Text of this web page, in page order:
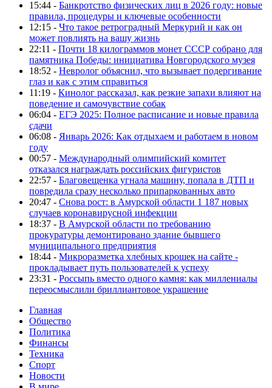
15:44 - Банкротство физических лиц в 2026 году: новые
правила, процедуры и ключевые особенности
12:15 - Что такое ретроградный Меркурий и как он
может повлиять на вашу жизнь
22:11 - Почти 18 килограммов монет СССР собрано для
памятника Победы: инициатива Новгородского музея
18:52 - Невролог объяснил, что вызывает подергивание
глаз и как с этим справиться
11:19 - Кинолог рассказал, как резкие запахи влияют на
поведение и самочувствие собак
06:04 - ЕГЭ 2025: Полное расписание и новые правила
сдачи
06:08 - Январь 2026: Как отдыхаем и работаем в новом
году
00:57 - Международный олимпийский комитет
отказался награждать российских фигуристов
22:57 - Благовещенка угнала машину, попала в ДТП и
повредила сразу несколько припаркованных авто
20:47 - Снова рост: в Амурской области 1 187 новых
случаев коронавирусной инфекции
18:37 - В Амурской области по требованию
прокуратуры демонтировано здание бывшего
муниципального предприятия
18:44 - Микроразметка хлебных крошек на сайте -
прокладывает путь пользователей к успеху
23:31 - Россыпь вместо одного камня: как миллениалы
переосмыслили бриллиантовое украшение
Главная
Общество
Политика
Финансы
Техника
Спорт
Новости